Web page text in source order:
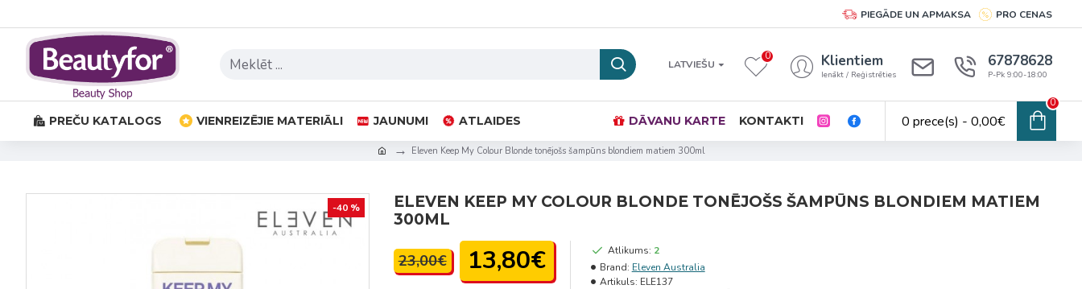
PIEGĀDE UN APMAKSA PRO CENAS
LATVIEŠU
0 Klientiem
Ienākt / Reģistrēties
67878628
P-Pk 9:00-18:00
PREČU KATALOGS VIENREIZĒJIE MATERIĀLI JAUNUMI ATLAIDES DĀVANU KARTE KONTAKTI 0 prece(s) - 0,00€
0
Eleven Keep My Colour Blonde tonējošs šampūns blondiem matiem 300ml
-40 %
ELEVEN KEEP MY COLOUR BLONDE TONĒJOŠS ŠAMPŪNS BLONDIEM MATIEM
300ML
23,00€ 13,80€ Atlikums: 2
Brand: Eleven Australia
Artikuls: ELE137